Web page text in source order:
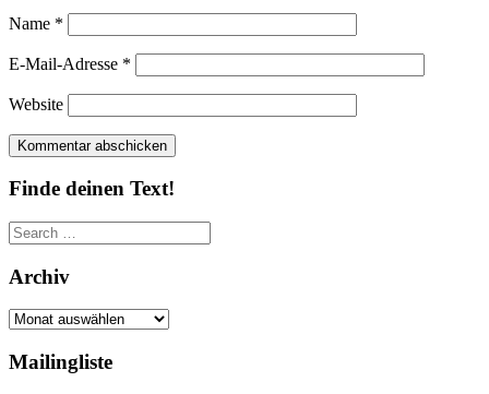
Name *
E-Mail-Adresse *
Website
Finde deinen Text!
Search
for:
Archiv
Archiv
Mailingliste